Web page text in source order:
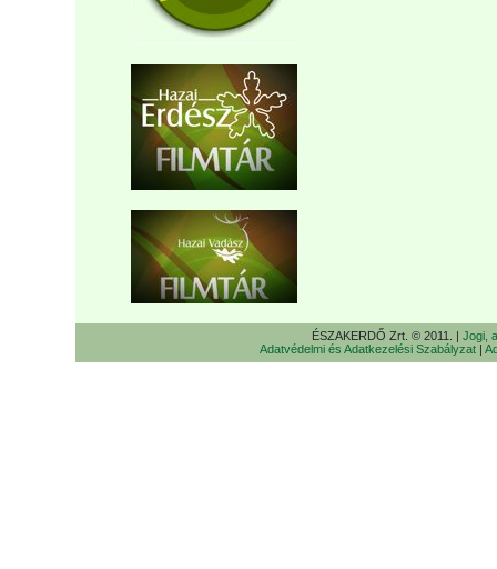
ÉSZAKERDŐ Zrt. © 2011. | Jogi,
Adatvédelmi és Adatkezelési Szabályzat|